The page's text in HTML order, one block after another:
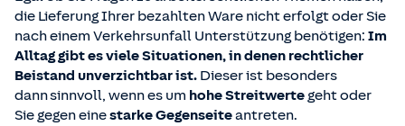
die Lieferung Ihrer bezahlten Ware nicht erfolgt oder Sie
nach einem Verkehrsunfall Unterstützung benötigen: Im
Alltag gibt es viele Situationen, in denen rechtlicher
Beistand unverzichtbar ist. Dieser ist besonders
dann sinnvoll, wenn es um hohe Streitwerte geht oder
Sie gegen einestarke Gegenseiteantreten.